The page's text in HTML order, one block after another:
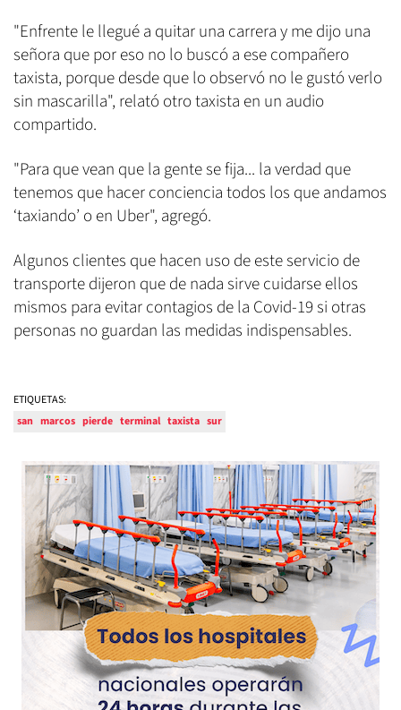
"Enfrente le llegué a quitar una carrera y me dijo una
señora que por eso no lo buscó a ese compañero
taxista, porque desde que lo observó no le gustó verlo
sin mascarilla", relató otro taxista en un audio
compartido.
"Para que vean que la gente se fija... la verdad que
tenemos que hacer conciencia todos los que andamos
‘taxiando’ o en Uber", agregó.
Algunos clientes que hacen uso de este servicio de
transporte dijeron que de nada sirve cuidarse ellos
mismos para evitar contagios de la Covid-19 si otras
personas no guardan las medidas indispensables.
ETIQUETAS:
san marcos pierde terminal taxista sur